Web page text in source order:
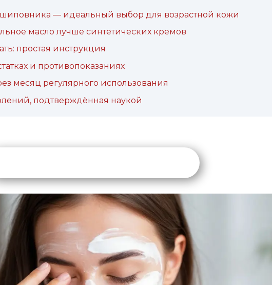
— идеальный выбор для возрастной кожи
масло лучше синтетических кремов
простая инструкция
и противопоказаниях
месяц регулярного использования
подтверждённая наукой